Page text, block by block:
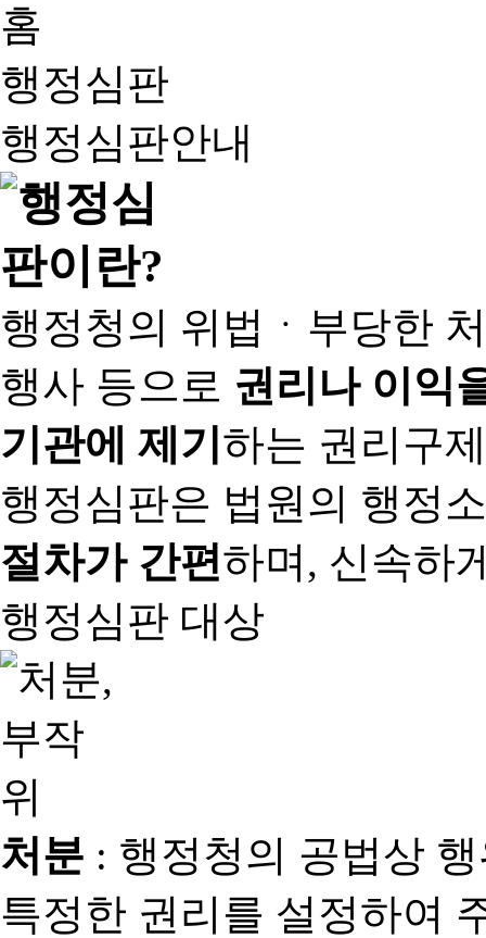
홈
행정심판
행정심판안내
행정청의 위법ㆍ부당한
행사 등으로 권리나 이익
기관에 제기하는 권리구
행정심판은 법원의 행정
절차가 간편하며, 신속하
행정심판 대상
처분 : 행정청의 공법상
특정한 권리를 설정하여